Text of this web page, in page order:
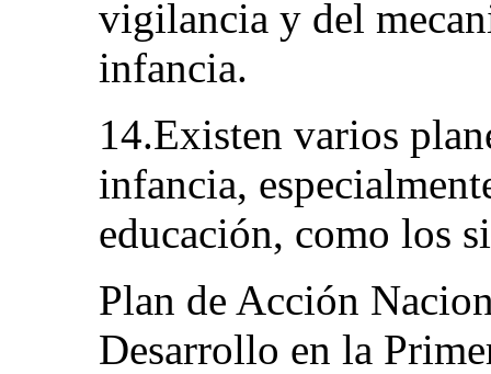
vigilancia y del
infancia.
14.Existen varios
infancia,
educación, como los
Plan de Acción
Desarrollo en la